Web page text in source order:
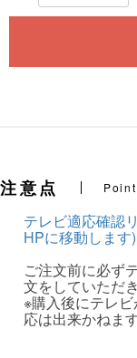
注意点
テレビ適応確認
HPに移動します)
ご注文前に必ず
文をしていただ
※購入後にテレ
応は出来かねます